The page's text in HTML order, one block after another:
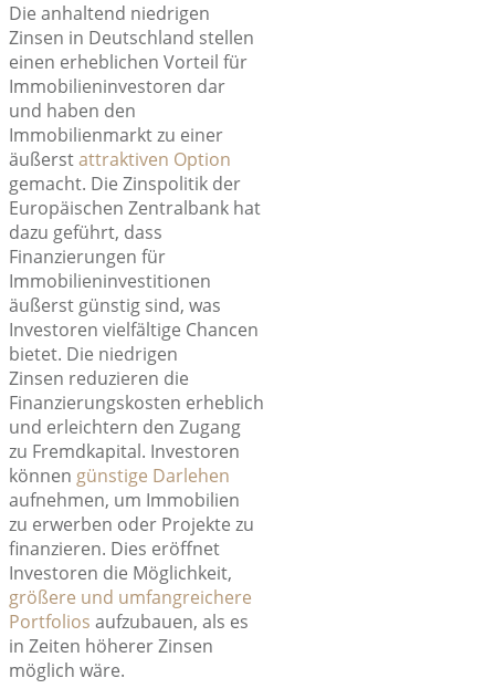
Die anhaltend niedrigen
Zinsen in Deutschland stellen
einen erheblichen Vorteil für
Immobilieninvestoren dar
und haben den
Immobilienmarkt zu einer
äußerstattraktiven Option
gemacht. Die Zinspolitik der
Europäischen Zentralbank hat
dazu geführt, dass
Finanzierungen für
Immobilieninvestitionen
äußerst günstig sind, was
Investoren vielfältige Chancen
bietet. Die niedrigen
Zinsen reduzieren die
Finanzierungskosten erheblich
und erleichtern den Zugang
zu Fremdkapital. Investoren
können günstige Darlehen
aufnehmen, um Immobilien
zu erwerben oder Projekte zu
finanzieren. Dies eröffnet
Investoren die Möglichkeit,
größere und umfangreichere
Portfolios aufzubauen, als es
in Zeiten höherer Zinsen
möglich wäre.